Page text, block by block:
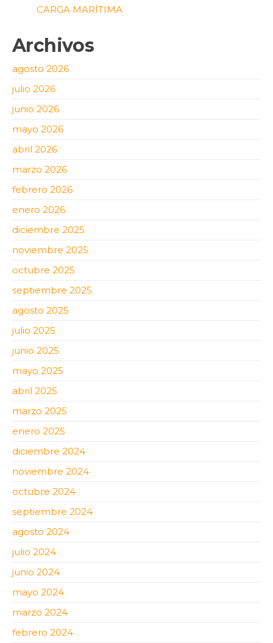
CARGA MARÍTIMA
Archivos
agosto 2026
julio 2026
junio 2026
mayo 2026
abril 2026
marzo 2026
febrero 2026
enero 2026
diciembre 2025
noviembre 2025
octubre 2025
septiembre 2025
agosto 2025
julio 2025
junio 2025
mayo 2025
abril 2025
marzo 2025
enero 2025
diciembre 2024
noviembre 2024
octubre 2024
septiembre 2024
agosto 2024
julio 2024
junio 2024
mayo 2024
marzo 2024
febrero 2024